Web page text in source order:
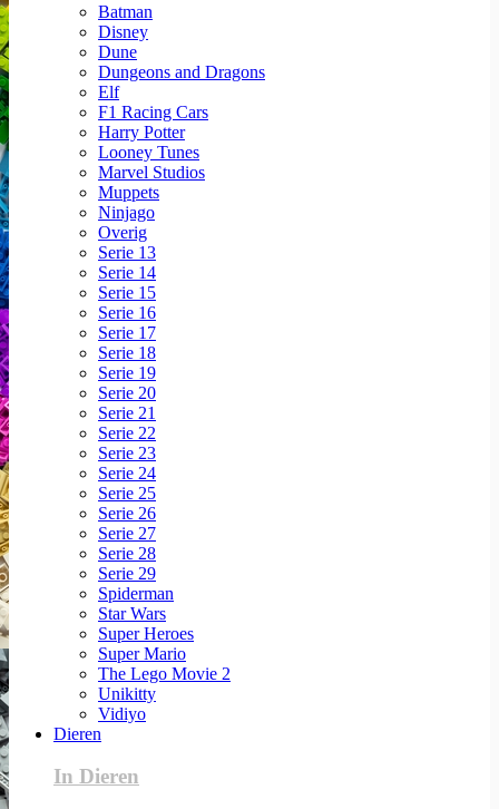
Batman
Disney
Dune
Dungeons and Dragons
Elf
F1 Racing Cars
Harry Potter
Looney Tunes
Marvel Studios
Muppets
Ninjago
Overig
Serie 13
Serie 14
Serie 15
Serie 16
Serie 17
Serie 18
Serie 19
Serie 20
Serie 21
Serie 22
Serie 23
Serie 24
Serie 25
Serie 26
Serie 27
Serie 28
Serie 29
Spiderman
Star Wars
Super Heroes
Super Mario
The Lego Movie 2
Unikitty
Vidiyo
Dieren
In Dieren